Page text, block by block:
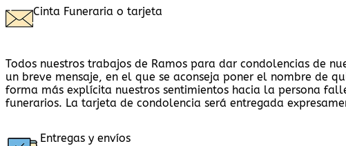
Cinta Funeraria o tarjeta
Todos nuestros trabajos de Ramos para dar condolencias de
un breve mensaje, en el que se aconseja poner el nombre de
forma más explícita nuestros sentimientos hacia la persona
funerarios. La tarjeta de condolencia será entregada
Entregas y envíos